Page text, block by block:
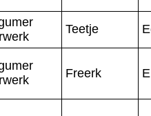
Teetje
Freerk